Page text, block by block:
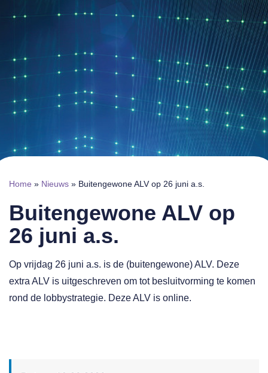
Home » Nieuws » Buitengewone ALV op 26 juni a.s.
Buitengewone ALV op
26 juni a.s.
Op vrijdag 26 juni a.s. is de (buitengewone) ALV. Deze
extra ALV is uitgeschreven om tot besluitvorming te komen
rond de lobbystrategie. Deze ALV is online.